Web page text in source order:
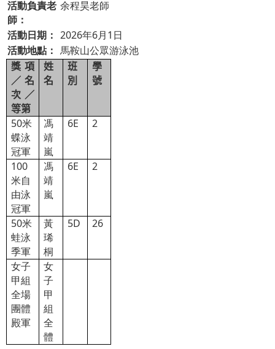
活動負責老
師：
余程昊老師
活動日期： 2026年6月1日
活動地點： 馬鞍山公眾游泳池
獎項
／名
次／
等第
姓
名
班
別
學
號
50米
蝶泳
冠軍
馮
靖
嵐
6E 2
100
米自
由泳
冠軍
馮
靖
嵐
6E 2
50米
蛙泳
季軍
黃
琋
桐
5D 26
女子
甲組
全場
團體
殿軍
女
子
甲
組
全
體